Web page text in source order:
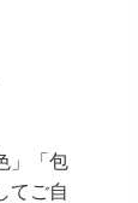
」「包
てご自